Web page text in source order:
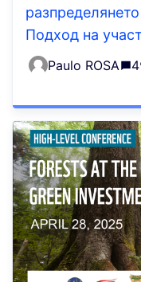
Подход на
Paulo ROSA 4